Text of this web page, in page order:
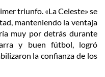
triunfo. «La Celeste» se
manteniendo la ventaja
muy por detrás durante
y buen fútbol, logró
la confianza de los